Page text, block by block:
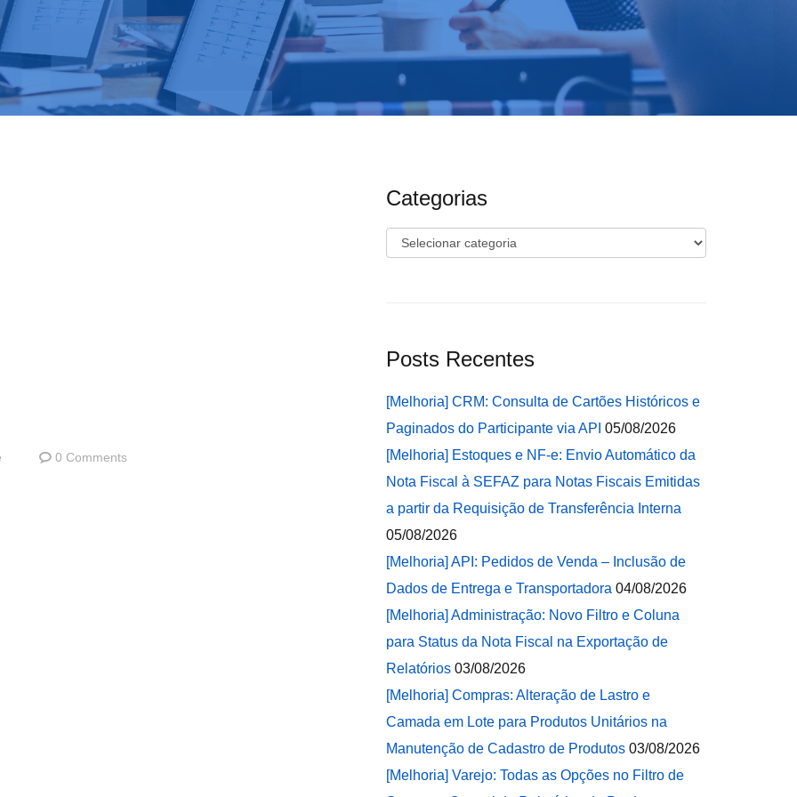
0 Comments
Categorias
Categorias
Posts Recentes
[Melhoria] CRM: Consulta de Cartões Históricos e
Paginados do Participante via API 05/08/2026
[Melhoria] Estoques e NF-e: Envio Automático da
Nota Fiscal à SEFAZ para Notas Fiscais Emitidas
a partir da Requisição de Transferência Interna
05/08/2026
[Melhoria] API: Pedidos de Venda – Inclusão de
Dados de Entrega e Transportadora 04/08/2026
[Melhoria] Administração: Novo Filtro e Coluna
para Status da Nota Fiscal na Exportação de
Relatórios 03/08/2026
[Melhoria] Compras: Alteração de Lastro e
Camada em Lote para Produtos Unitários na
Manutenção de Cadastro de Produtos 03/08/2026
[Melhoria] Varejo: Todas as Opções no Filtro de